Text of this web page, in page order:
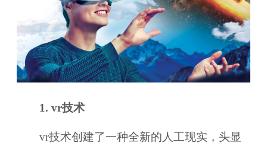
1. vr技术
vr技术创建了一种全新的人工现实，头显